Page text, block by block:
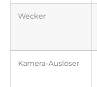
Wecker
Kamera-Auslöser